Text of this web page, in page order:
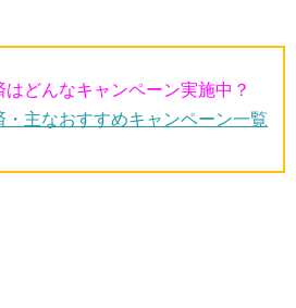
どんなキャンペーン実施中？
主なおすすめキャンペーン一覧